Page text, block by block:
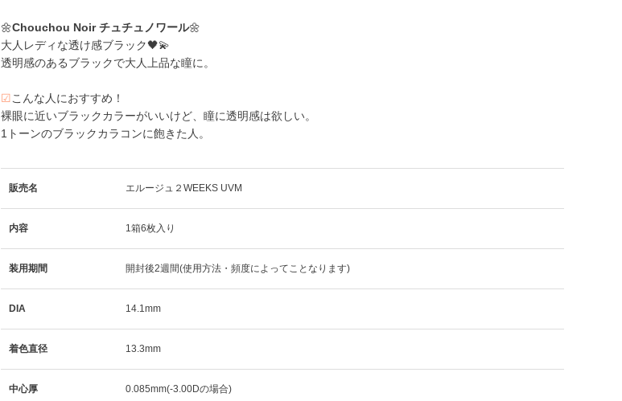
🌼Chouchou Noir チュチュノワール🌼
大人レディな透け感ブラック🖤💫
透明感のあるブラックで大人上品な瞳に。
☑こんな人におすすめ！
裸眼に近いブラックカラーがいいけど、瞳に透明感は欲しい。
1トーンのブラックカラコンに飽きた人。
販売名 エルージュ２WEEKS UVM
内容 1箱6枚入り
装用期間 開封後2週間(使用方法・頻度によってことなります)
DIA 14.1mm
着色直径 13.3mm
中心厚 0.085mm(-3.00Dの場合)